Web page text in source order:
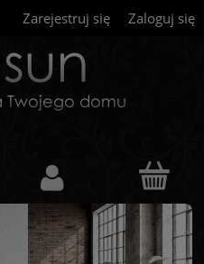
Zarejestruj się Zaloguj się